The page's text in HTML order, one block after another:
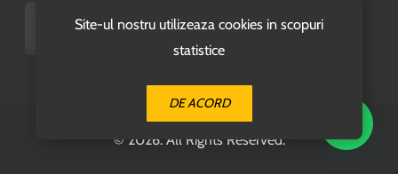
Site-ul nostru utilizeaza cookies in scopuri
statistice
DE ACORD
© 2026. All Rights Reserved.